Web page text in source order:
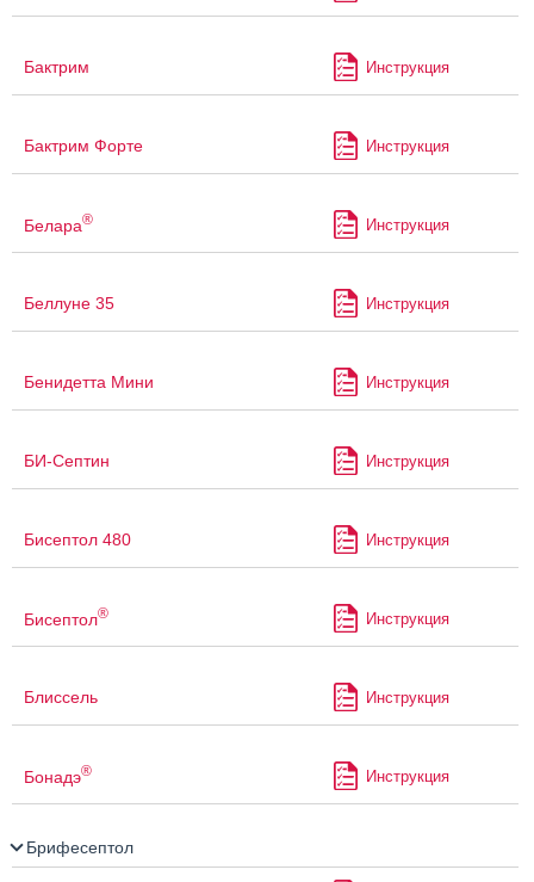
Бактрим Инструкция
Бактрим Форте Инструкция
Белара® Инструкция
Беллуне 35 Инструкция
Бенидетта Мини Инструкция
БИ-Септин Инструкция
Бисептол 480 Инструкция
Бисептол® Инструкция
Блиссель Инструкция
Бонадэ® Инструкция
Брифесептол